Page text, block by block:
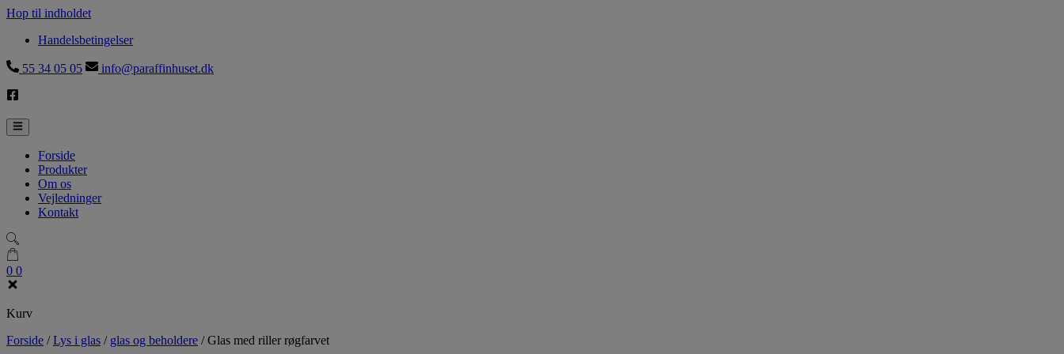
Hop til indholdet
Handelsbetingelser
55 34 05 05 info@paraffinhuset.dk
Forside
Produkter
Om os
Vejledninger
Kontakt
0 0
Kurv
Forside /Lys i glas / glas og beholdere /Glas med riller røgfarvet